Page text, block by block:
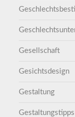
Gesellschaft
Gesichtsdesign
Gestaltung
Gestaltungstipps